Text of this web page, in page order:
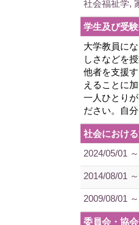
社会福祉学,
学生及び受
大学教員に
しさなどを
他者を支援
えることに
一人ひとり
ださい。自
社会におけ
2024/05/01 ～
2014/08/01 ～
2009/08/01 ～
委員会・協